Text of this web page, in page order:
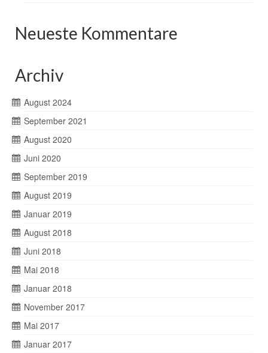
Neueste Kommentare
Archiv
August 2024
September 2021
August 2020
Juni 2020
September 2019
August 2019
Januar 2019
August 2018
Juni 2018
Mai 2018
Januar 2018
November 2017
Mai 2017
Januar 2017